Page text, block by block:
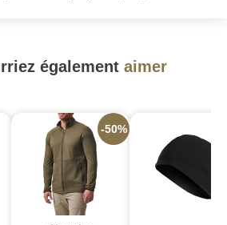
également aimer
-50%